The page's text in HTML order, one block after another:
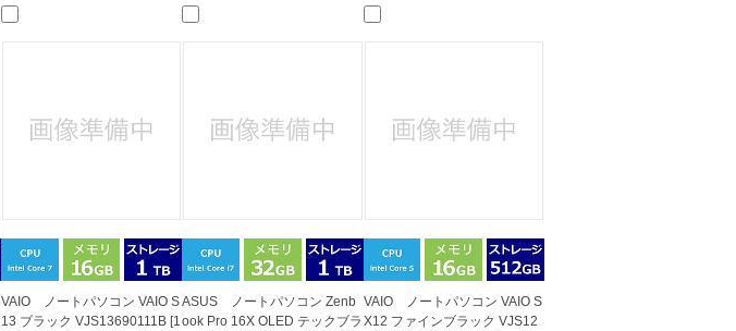
VAIO ノートパソコン VAIO S
13 ブラック VJS13690111B [1
ASUS ノートパソコン Zenb
ook Pro 16X OLED テックブラ
VAIO ノートパソコン VAIO S
X12 ファインブラック VJS12